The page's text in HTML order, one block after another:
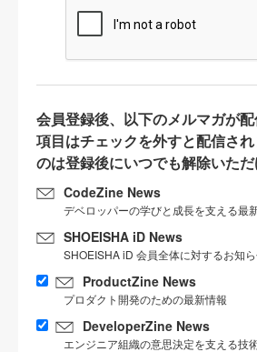
会員登録後、以下のメルマガが
項目はチェックを外すと配信さ
のは登録後にいつでも解除いただ
CodeZine News
デベロッパーの学びと成長を支える最
SHOEISHA iD News
SHOEISHA iD 会員全体に対するお知
ProductZine News
プロダクト開発のための最新情報
DeveloperZine News
エンジニア組織の意思決定を支える技